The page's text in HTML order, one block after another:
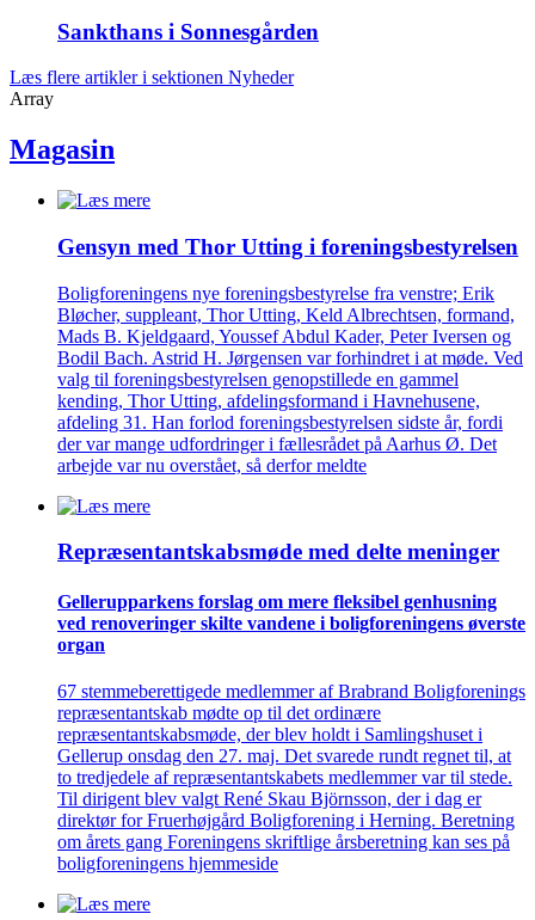
Sankthans i Sonnes­gården
Læs flere artikler i sektionen Nyheder
Array
Magasin
Gensyn med Thor Utting i forenings­bestyrelsen
Boligforeningens nye foreningsbestyrelse fra venstre; Erik
Bløcher, suppleant, Thor Utting, Keld Albrechtsen, formand,
Mads B. Kjeldgaard, Youssef Abdul Kader, Peter Iversen og
Bodil Bach. Astrid H. Jørgensen var forhindret i at møde. Ved
valg til foreningsbestyrelsen genopstillede en gammel
kending, Thor Utting, afdelingsformand i Havnehusene,
afdeling 31. Han forlod foreningsbestyrelsen sidste år, fordi
der var mange udfordringer i fællesrådet på Aarhus Ø. Det
arbejde var nu overstået, så derfor meldte
Repræsentant­skabs­møde med delte meninger
Gellerup­parkens forslag om mere fleksibel genhusning
ved renove­ringer skilte vandene i bolig­foreningens øverste
organ
67 stemmeberettigede medlemmer af Brabrand Boligforenings
repræsentantskab mødte op til det ordinære
repræsentantskabsmøde, der blev holdt i Samlingshuset i
Gellerup onsdag den 27. maj. Det svarede rundt regnet til, at
to tredjedele af repræsentantskabets medlemmer var til stede.
Til dirigent blev valgt René Skau Björnsson, der i dag er
direktør for Fruerhøjgård Boligforening i Herning. Beretning
om årets gang Foreningens skriftlige årsberetning kan ses på
boligforeningens hjemmeside